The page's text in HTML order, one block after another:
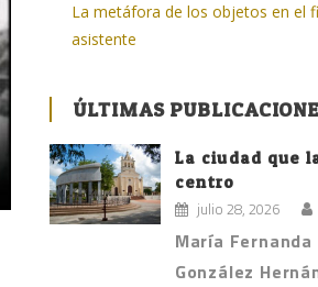
La metáfora de los objetos en el
asistente
ÚLTIMAS
La ciudad que
centro
julio 28, 2026
María Fernanda
González